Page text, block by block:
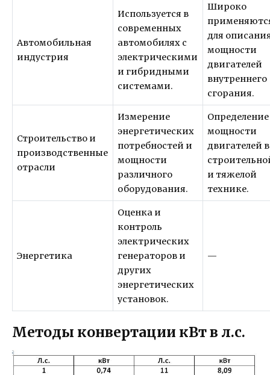
Автомобильная
индустрия
Используется в
современных
автомобилях с
электрическими
и гибридными
системами.
Широко
для
мощности
двигателей
внутреннего
сгорания.
Строительство и
производственные
отрасли
Измерение
энергетических
потребностей и
мощности
различного
оборудования.
Определение
мощности
двигателей в
и тяжелой
технике.
Энергетика
Оценка и
контроль
электрических
генераторов и
других
энергетических
установок.
—
Методы конвертации кВт в л.с.